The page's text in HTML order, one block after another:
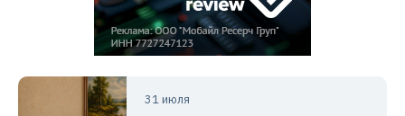
31 июля